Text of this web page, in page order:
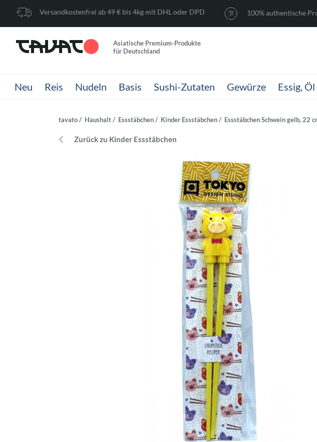
Versandkostenfrei ab 49 € bis 4kg mit DHL oder DPD 100% authentische
Asiatische Premium-Produkte
für Deutschland
Neu Reis Nudeln Basis Sushi-Zutaten Gewürze Essig,
tavato Haushalt Essstäbchen Kinder Essstäbchen Essstäbchen Schwein gelb, 22
Zurück zu Kinder Essstäbchen